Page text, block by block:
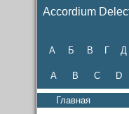
Accordium
А Б В Г Д
A B C D
Главная